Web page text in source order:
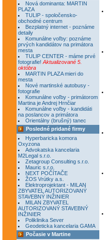
Nová dominanta: MARTIN
PLAZA
TULIP - spoločensko-
obchodné centrum
Bezplatný internet - poznáme
detaily
Komunálne voľby: poznáme
prvých kandidátov na primátora
mesta
TULIP CENTER - máme prvé
fotografie! Aktualizované 5.
októbra
MARTIN PLAZA mieri do
mesta
Nové martinské autobusy -
fotografie
Komunálne voľby - primátorom
Martina je Andrej Hrnčiar
Komunálne voľby - kandidáti
na poslancov a primátora
Orientálny (brušný) tanec
Posledné pridané firmy
Hyperbaricka komora
Oxyzona
Advokatska kancelaria
M2Legal s.r.o.
Zetagroup Consulting s.r.o.
Mauric s.r.o.
NEXT POČÍTAČE
ŽOS Vrútky a.s.
Elektroprojektant - MILAN
ZBYVATEL AUTORIZOVANÝ
STAVEBNÝ INŽINIER
MILAN ZBYVATEL
AUTORIZOVANÝ STAVEBNÝ
INŽINIER
Poliklinika Sever
Geodeticka kancelaria GAMA
Počasie v Martine